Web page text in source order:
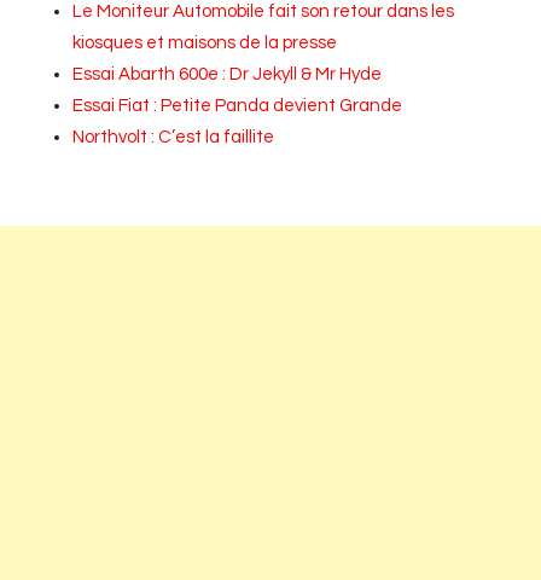
Le Moniteur Automobile fait son retour dans les
kiosques et maisons de la presse
Essai Abarth 600e : Dr Jekyll & Mr Hyde
Essai Fiat : Petite Panda devient Grande
Northvolt : C’est la faillite